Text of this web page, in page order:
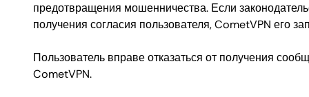
предотвращения мошенничества. Если
получения согласия пользователя, CometVPN его
Пользователь вправе отказаться от получения
CometVPN.